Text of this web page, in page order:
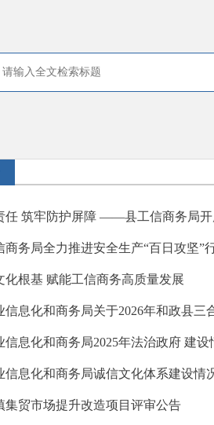
任 筑牢防护屏障 ——县工信商务局开
商务局全力推进安全生产“百日攻坚”
化根基 赋能工信商务高质量发展
信息化和商务局2025年法治政府 建设
信息化和商务局诚信文化体系建设情
集贸市场提升改造项目评审公告